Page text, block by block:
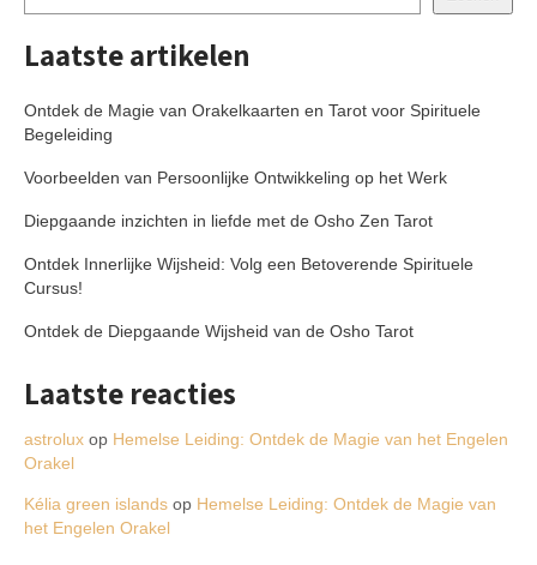
Laatste artikelen
Ontdek de Magie van Orakelkaarten en Tarot voor Spirituele
Begeleiding
Voorbeelden van Persoonlijke Ontwikkeling op het Werk
Diepgaande inzichten in liefde met de Osho Zen Tarot
Ontdek Innerlijke Wijsheid: Volg een Betoverende Spirituele
Cursus!
Ontdek de Diepgaande Wijsheid van de Osho Tarot
Laatste reacties
astrolux op Hemelse Leiding: Ontdek de Magie van het Engelen
Orakel
Kélia green islands op Hemelse Leiding: Ontdek de Magie van
het Engelen Orakel